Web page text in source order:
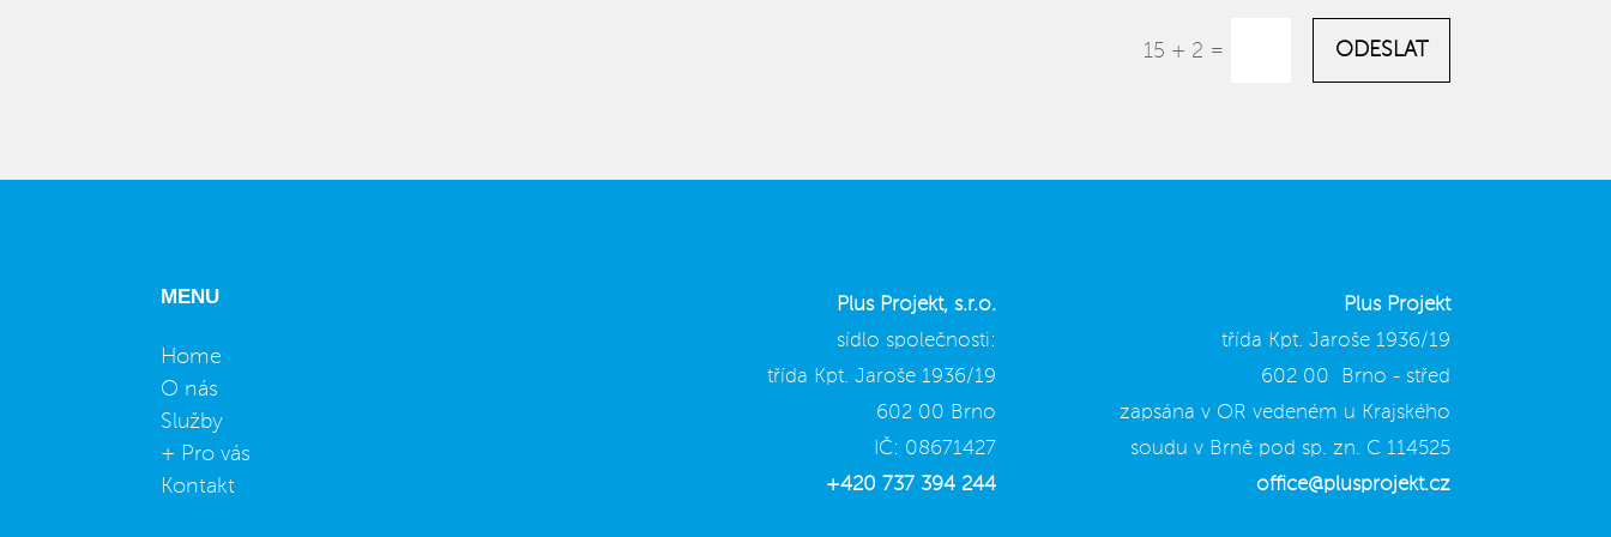
15 + 2 = ODESLAT
MENU
Home
O nás
Služby
+ Pro vás
Kontakt
Plus Projekt, s.r.o.
sídlo společnosti:
třída Kpt. Jaroše 1936/19
602 00 Brno
IČ: 08671427
+420 737 394 244
Plus Projekt
třída Kpt. Jaroše 1936/19
602 00 Brno - střed
zapsána v OR vedeném u Krajského
soudu v Brně pod sp. zn. C 114525
office@plusprojekt.cz